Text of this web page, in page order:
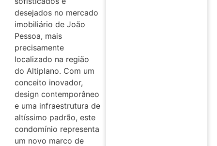
desejados no mercado
imobiliário de João
Pessoa, mais
precisamente
localizado na região
do Altiplano. Com um
conceito inovador,
design contemporâneo
e uma infraestrutura de
altíssimo padrão, este
condomínio representa
um novo marco de